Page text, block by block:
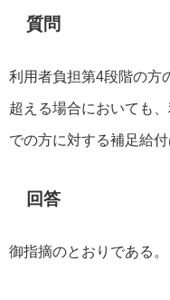
質問
利用者負担第4段階の方
超える場合においても
での方に対する補足給
回答
御指摘のとおりである。